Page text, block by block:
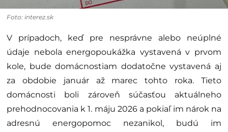
Foto: interez.sk
V prípadoch, keď pre nesprávne alebo neúplné
údaje nebola energopoukážka vystavená v prvom
kole, bude domácnostiam dodatočne vystavená aj
za obdobie január až marec tohto roka. Tieto
domácnosti boli zároveň súčasťou aktuálneho
prehodnocovania k 1. máju 2026 a pokiaľ im nárok na
adresnú energopomoc nezanikol, budú im